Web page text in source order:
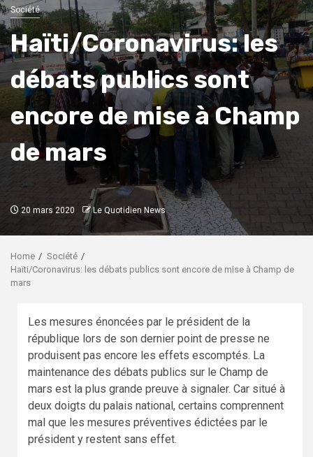
Société
Haïti/Coronavirus: les
débats publics sont
encore de mise à Champ
de mars
20 mars 2020 Le Quotidien News
Home
Société
Haïti/Coronavirus: les débats publics sont encore de mise à Champ de
mars
Les mesures énoncées par le président de la
république lors de son dernier point de presse ne
produisent pas encore les effets escomptés. La
maintenance des débats publics sur le Champ de
mars est la plus grande preuve à signaler. Car situé à
deux doigts du palais national, certains comprennent
mal que les mesures préventives édictées par le
président y restent sans effet.